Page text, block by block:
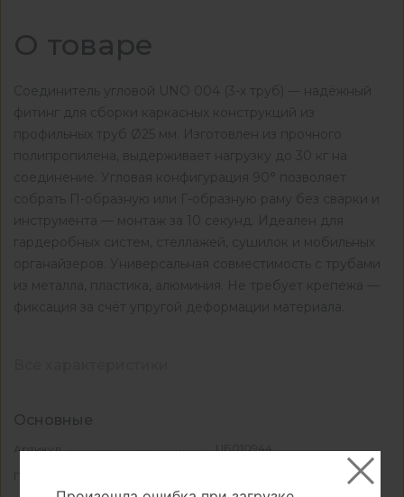
О товаре
Соединитель угловой UNO 004 (3-х труб) — надёжный
фитинг для сборки каркасных конструкций из
профильных труб Ø25 мм. Изготовлен из прочного
полипропилена, выдерживает нагрузку до 30 кг на
соединение. Угловая конфигурация 90° позволяет
собрать П-образную или Г-образную раму без сварки и
инструмента — монтаж за 10 секунд. Идеален для
гардеробных систем, стеллажей, сушилок и мобильных
органайзеров. Универсальная совместимость с трубами
из металла, пластика, алюминия. Не требует крепежа —
фиксация за счёт упругой деформации материала.
Основные
Артикул ЦБ010944